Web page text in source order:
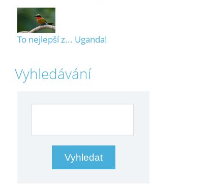
To nejlepší z... Uganda!
Vyhledávání